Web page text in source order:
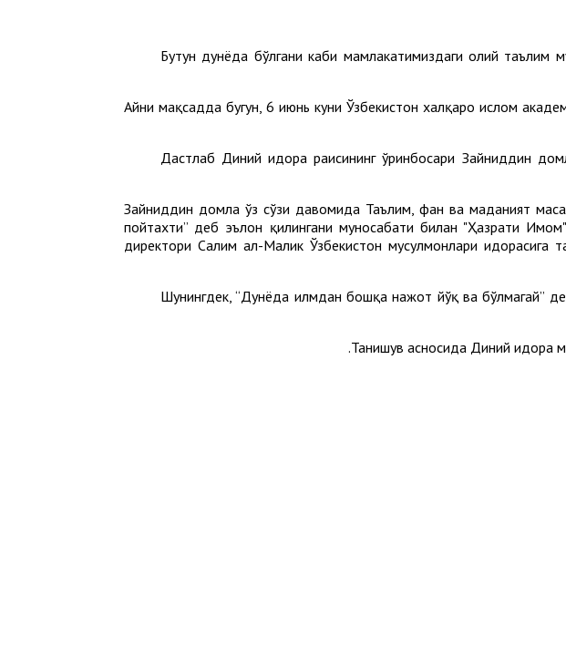
Бутун дунёда бўлгани каби мамлакатимиздаги олий таълим
Айни мақсадда бугун, 6 июнь куни Ўзбекистон халқаро ислом
Дастлаб Диний идора раисининг ўринбосари Зайниддин
Зайниддин домла ўз сўзи давомида Таълим, фан ва маданият
пойтахти” деб эълон қилингани муносабати билан "Ҳазрати
директори Салим ал-Малик Ўзбекистон мусулмонлари
Шунингдек, “Дунёда илмдан бошқа нажот йўқ ва бўлмагай”
Танишув асносида Диний идора